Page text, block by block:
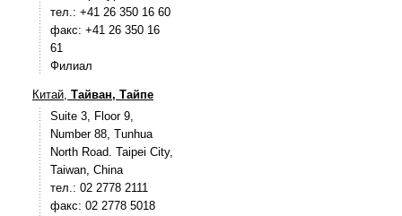
тел.: +41 26 350 16 60
факс: +41 26 350 16
61
Филиал
Китай, Тайван, Тайпе
Suite 3, Floor 9,
Number 88, Tunhua
North Road. Taipei City,
Taiwan, China
тел.: 02 2778 2111
факс: 02 2778 5018